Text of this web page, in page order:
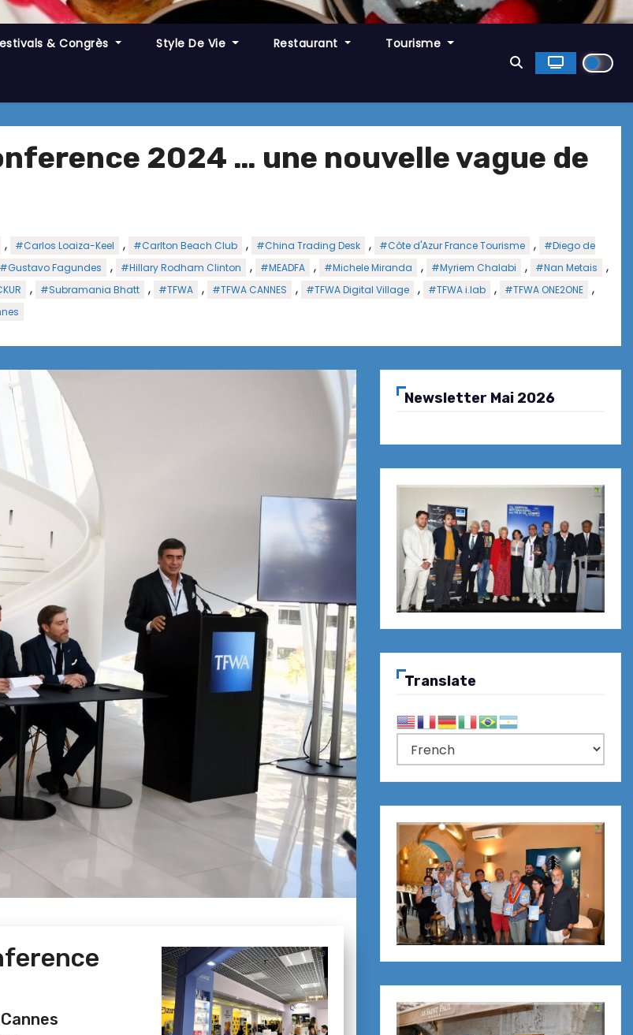
& Congrès Style De Vie Restaurant Tourisme
2024 … une nouvelle vague de
, #Carlos Loaiza-Keel , #Carlton Beach Club , #China Trading Desk , #Côte d'Azur France Tourisme ,
#Diego de
#Gustavo Fagundes , #Hillary Rodham Clinton , #MEADFA , #Michele Miranda , #Myriem Chalabi , #Nan Metais ,
, #Subramania Bhatt , #TFWA , #TFWA CANNES , #TFWA Digital Village , #TFWA i.lab , #TFWA ONE2ONE ,
Newsletter Mai 2026
Translate